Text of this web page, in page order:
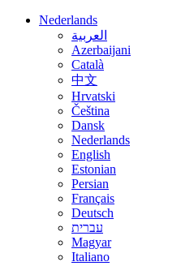
Nederlands
العربية
Azerbaijani
Català
中文
Hrvatski
Čeština
Dansk
Nederlands
English
Estonian
Persian
Français
Deutsch
עברית
Magyar
Italiano